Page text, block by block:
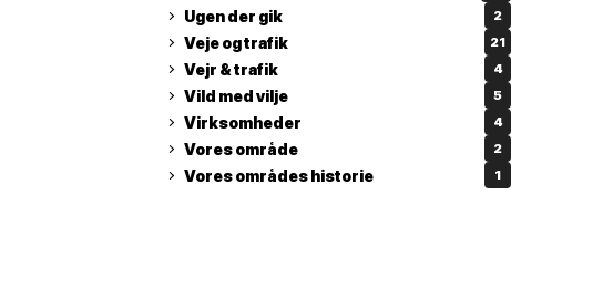
Ugen der gik 2
Veje og trafik 21
Vejr & trafik 4
Vild med vilje 5
Virksomheder 4
Vores område 2
Vores områdes historie 1